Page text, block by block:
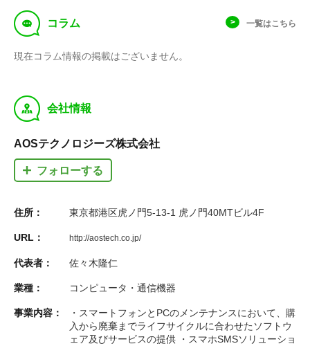
f コラム 一覧はこちら
現在コラム情報の掲載はございません。
y 会社情報
AOSテクノロジーズ株式会社
フォローする
住所： 東京都港区虎ノ門5-13-1 虎ノ門40MTビル4F
URL： http://aostech.co.jp/
代表者： 佐々木隆仁
業種： コンピュータ・通信機器
事業内容：
・スマートフォンとPCのメンテナンスにおいて、購
入から廃棄までライフサイクルに合わせたソフトウ
ェア及びサービスの提供 ・スマホSMSソリューショ